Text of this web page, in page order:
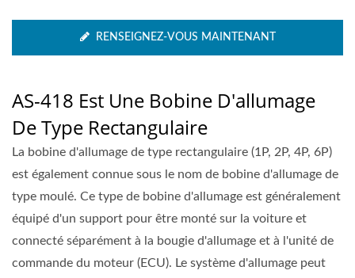
RENSEIGNEZ-VOUS MAINTENANT
AS-418 Est Une Bobine D'allumage
De Type Rectangulaire
La bobine d'allumage de type rectangulaire (1P, 2P, 4P, 6P)
est également connue sous le nom de bobine d'allumage de
type moulé. Ce type de bobine d'allumage est généralement
équipé d'un support pour être monté sur la voiture et
connecté séparément à la bougie d'allumage et à l'unité de
commande du moteur (ECU). Le système d'allumage peut